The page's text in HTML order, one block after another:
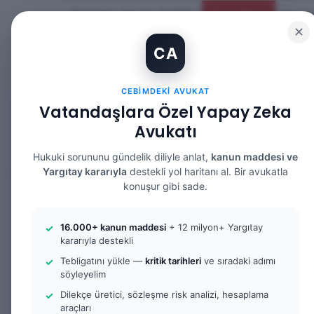
✕
CA
CEBIMDEKI AVUKAT
Vatandaşlara Özel Yapay Zeka
Avukatı
Hukuki sorununu gündelik diliyle anlat, kanun maddesi ve
Yargıtay kararıyla destekli yol haritanı al. Bir avukatla
konuşur gibi sade.
16.000+ kanun maddesi + 12 milyon+ Yargıtay
kararıyla destekli
Tebligatını yükle — kritik tarihleri ve sıradaki adımı
söyleyelim
Dilekçe üretici, sözleşme risk analizi, hesaplama
araçları
Perşembe, Ağustos 6 2026 Güncel Makale
Cezaevinde Sağlık
Dilekçe Örneği
Tüm Yazılar İnfaz Hakimliği Örnek Dilekçe &
Cezaevinde